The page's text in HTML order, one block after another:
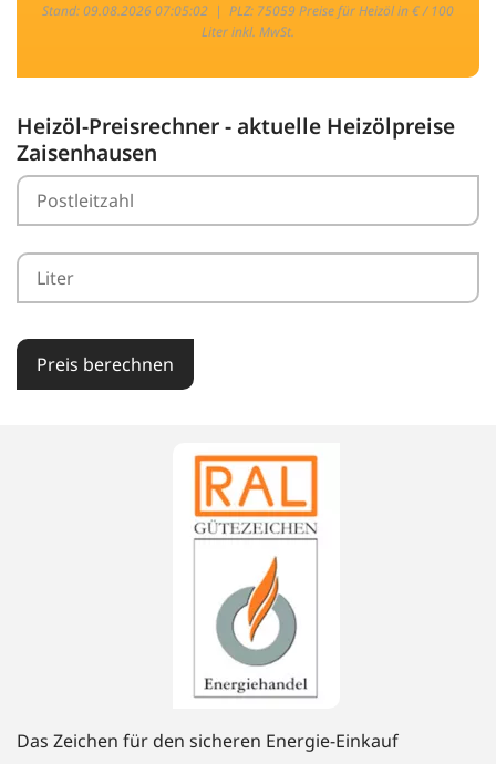
Stand: 09.08.2026 07:05:02 | PLZ: 75059 Preise für Heizöl in € / 100
Liter inkl. MwSt.
Heizöl-Preisrechner - aktuelle Heizölpreise
Zaisenhausen
Preis berechnen
Das Zeichen für den sicheren Energie-Einkauf